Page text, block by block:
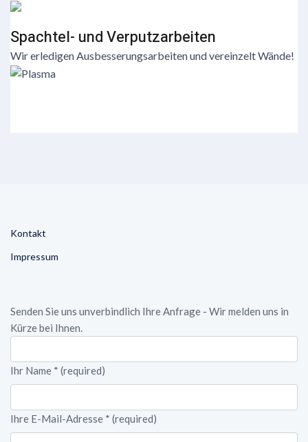
Spachtel- und Verputzarbeiten
Wir erledigen Ausbesserungsarbeiten und vereinzelt Wände!
Kontakt
Impressum
Senden Sie uns unverbindlich Ihre Anfrage - Wir melden uns in
Kürze bei Ihnen.
Ihr Name * (required)
Ihre E-Mail-Adresse * (required)